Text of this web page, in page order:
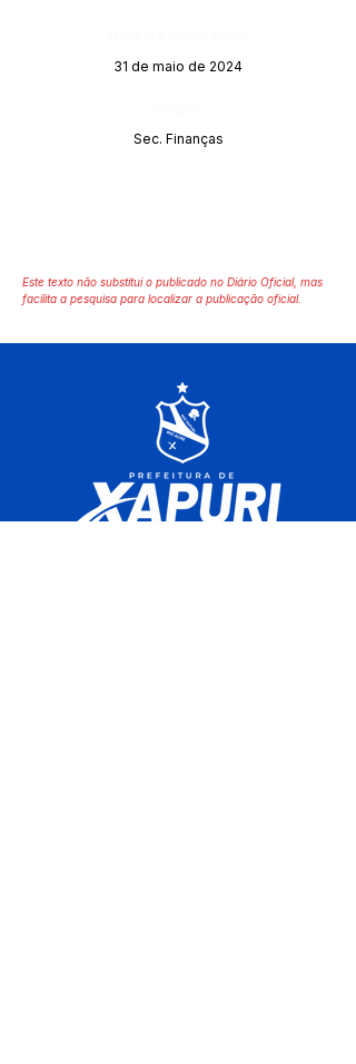
31 de maio de 2024
Sec. Finanças
Este texto não substitui o publicado no Diário Oficial, mas
facilita a pesquisa para localizar a publicação oficial.